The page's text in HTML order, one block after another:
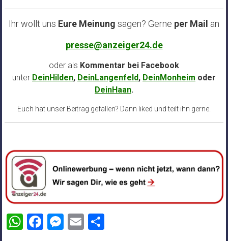
Ihr wollt uns Eure Meinung sagen? Gerne per Mail an
presse@anzeiger24.de
oder als Kommentar bei Facebook
unter DeinHilden, DeinLangenfeld, DeinMonheim oder
DeinHaan.
Euch hat unser Beitrag gefallen? Dann liked und teilt ihn gerne.
WhatsApp
Facebook
Messenger
EmailTeilen